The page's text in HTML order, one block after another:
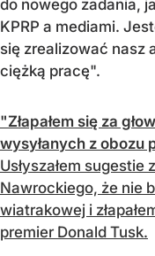
do nowego zadania,
KPRP a mediami.
się zrealizować nasz
ciężką pracę".
"Złapałem się za
wysyłanych z obozu
Usłyszałem
Nawrockiego, że nie
wiatrakowej i
premier Donald Tusk.